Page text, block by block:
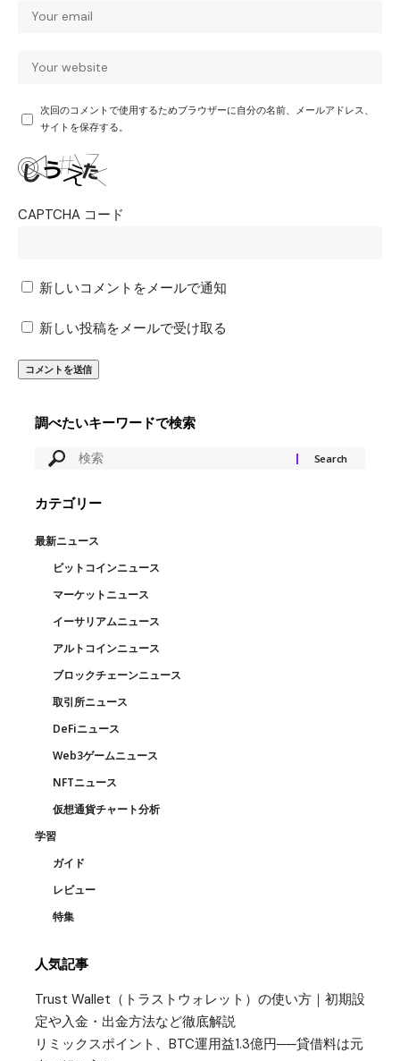
次回のコメントで使用するためブラウザーに自分の名前、メールアドレス、
サイトを保存する。
CAPTCHA コード
新しいコメントをメールで通知
新しい投稿をメールで受け取る
調べたいキーワードで検索
カテゴリー
最新ニュース
ビットコインニュース
マーケットニュース
イーサリアムニュース
アルトコインニュース
ブロックチェーンニュース
取引所ニュース
DeFiニュース
Web3ゲームニュース
NFTニュース
仮想通貨チャート分析
学習
ガイド
レビュー
特集
人気記事
Trust Wallet（トラストウォレット）の使い方｜初期設
定や入金・出金方法など徹底解説
リミックスポイント、BTC運用益1.3億円──貸借料は元